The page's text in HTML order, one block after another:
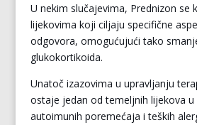
U nekim slučajevima, Prednizon se
lijekovima koji ciljaju specifične
odgovora, omogućujući tako
glukokortikoida.
Unatoč izazovima u upravljanju
ostaje jedan od temeljnih lijekova u
autoimunih poremećaja i teških